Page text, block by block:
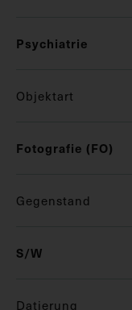
Psychiatrie
Objektart
Fotografie (FO)
Gegenstand
S/W
Datierung